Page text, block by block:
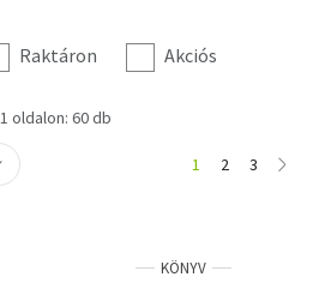
Raktáron Akciós
1 oldalon: 60 db
1 2 3
KÖNYV